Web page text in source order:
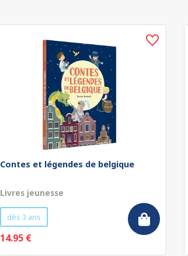
Contes et légendes de belgique
Livres jeunesse
dès 3 ans
14.95 €